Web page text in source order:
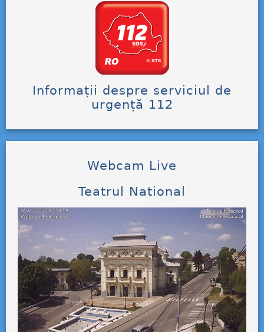
Informații despre serviciul de
urgență 112
Webcam Live
Teatrul National